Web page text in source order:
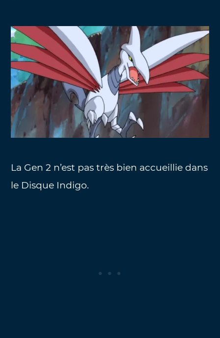
La Gen 2 n’est pas très bien accueillie dans
le Disque Indigo.